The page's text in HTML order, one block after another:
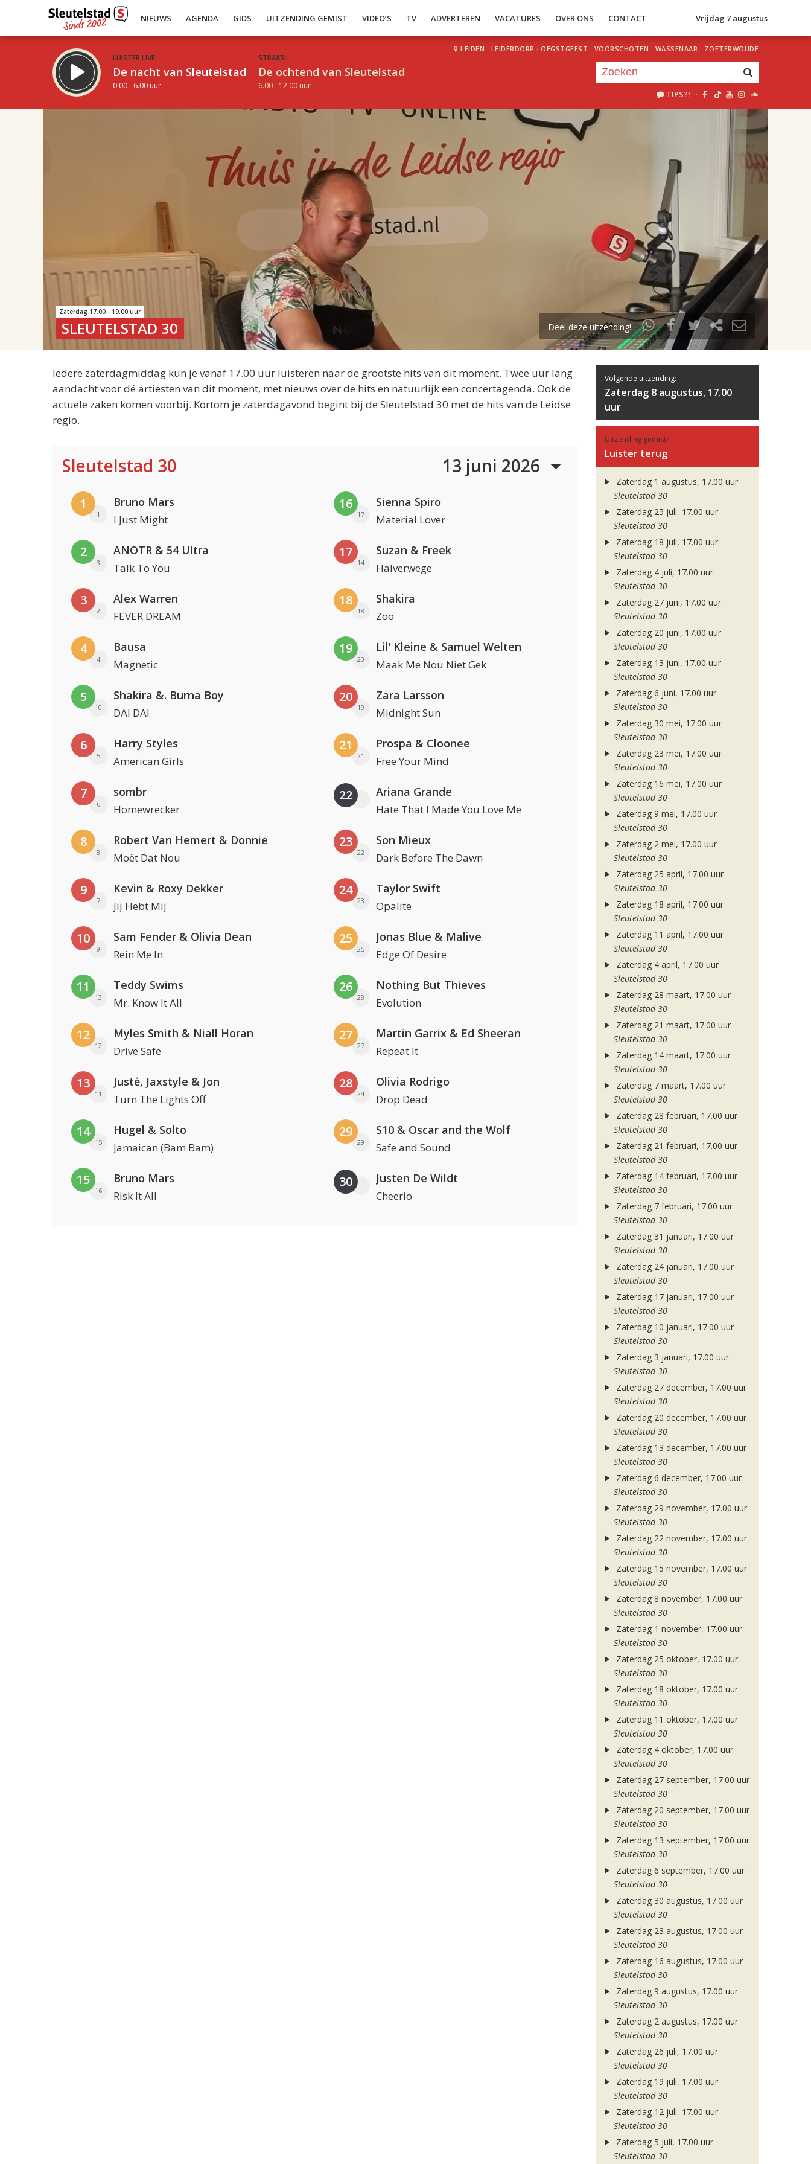
NIEUWS AGENDA GIDS UITZENDING GEMIST VIDEO’S TV ADVERTEREN VACATURES OVER ONS CONTACT Vrijdag 7 augustus
LUISTER LIVE:
De nacht van Sleutelstad
0.00 - 6.00 uur
STRAKS:
De ochtend van Sleutelstad
6.00 - 12.00 uur
LEIDEN · LEIDERDORP · OEGSTGEEST · VOORSCHOTEN · WASSENAAR · ZOETERWOUDE
TIPS?! ·
uur 1 van 2
Volgend uur
Zaterdag 17.00 - 19.00 uur
SLEUTELSTAD 30 Deel deze uitzending!
Iedere zaterdagmiddag kun je vanaf 17.00 uur luisteren naar de grootste hits van dit moment. Twee uur lang
aandacht voor dé artiesten van dit moment, met nieuws over de hits en natuurlijk een concertagenda. Ook de
actuele zaken komen voorbij. Kortom je zaterdagavond begint bij de Sleutelstad 30 met de hits van de Leidse
regio.
Sleutelstad 30 13 juni 2026
1
1
Bruno Mars
I Just Might
2
3
ANOTR & 54 Ultra
Talk To You
3
2
Alex Warren
FEVER DREAM
4
4
Bausa
Magnetic
5
10
Shakira &. Burna Boy
DAI DAI
6
5
Harry Styles
American Girls
7
6
sombr
Homewrecker
8
8
Robert Van Hemert & Donnie
Moët Dat Nou
9
7
Kevin & Roxy Dekker
Jij Hebt Mij
10
9
Sam Fender & Olivia Dean
Rein Me In
11
13
Teddy Swims
Mr. Know It All
12
12
Myles Smith & Niall Horan
Drive Safe
13
11
Justė, Jaxstyle & Jon
Turn The Lights Off
14
15
Hugel & Solto
Jamaican (Bam Bam)
15
16
Bruno Mars
Risk It All
16
17
Sienna Spiro
Material Lover
17
14
Suzan & Freek
Halverwege
18
18
Shakira
Zoo
19
20
Lil' Kleine & Samuel Welten
Maak Me Nou Niet Gek
20
19
Zara Larsson
Midnight Sun
21
21
Prospa & Cloonee
Free Your Mind
22 Ariana Grande
Hate That I Made You Love Me
23
22
Son Mieux
Dark Before The Dawn
24
23
Taylor Swift
Opalite
25
25
Jonas Blue & Malive
Edge Of Desire
26
28
Nothing But Thieves
Evolution
27
27
Martin Garrix & Ed Sheeran
Repeat It
28
24
Olivia Rodrigo
Drop Dead
29
29
S10 & Oscar and the Wolf
Safe and Sound
30 Justen De Wildt
Cheerio
Volgende uitzending:
Zaterdag 8 augustus, 17.00
uur
Uitzending gemist?
Luister terug
Zaterdag 1 augustus, 17.00 uur
Sleutelstad 30
Zaterdag 25 juli, 17.00 uur
Sleutelstad 30
Zaterdag 18 juli, 17.00 uur
Sleutelstad 30
Zaterdag 4 juli, 17.00 uur
Sleutelstad 30
Zaterdag 27 juni, 17.00 uur
Sleutelstad 30
Zaterdag 20 juni, 17.00 uur
Sleutelstad 30
Zaterdag 13 juni, 17.00 uur
Sleutelstad 30
Zaterdag 6 juni, 17.00 uur
Sleutelstad 30
Zaterdag 30 mei, 17.00 uur
Sleutelstad 30
Zaterdag 23 mei, 17.00 uur
Sleutelstad 30
Zaterdag 16 mei, 17.00 uur
Sleutelstad 30
Zaterdag 9 mei, 17.00 uur
Sleutelstad 30
Zaterdag 2 mei, 17.00 uur
Sleutelstad 30
Zaterdag 25 april, 17.00 uur
Sleutelstad 30
Zaterdag 18 april, 17.00 uur
Sleutelstad 30
Zaterdag 11 april, 17.00 uur
Sleutelstad 30
Zaterdag 4 april, 17.00 uur
Sleutelstad 30
Zaterdag 28 maart, 17.00 uur
Sleutelstad 30
Zaterdag 21 maart, 17.00 uur
Sleutelstad 30
Zaterdag 14 maart, 17.00 uur
Sleutelstad 30
Zaterdag 7 maart, 17.00 uur
Sleutelstad 30
Zaterdag 28 februari, 17.00 uur
Sleutelstad 30
Zaterdag 21 februari, 17.00 uur
Sleutelstad 30
Zaterdag 14 februari, 17.00 uur
Sleutelstad 30
Zaterdag 7 februari, 17.00 uur
Sleutelstad 30
Zaterdag 31 januari, 17.00 uur
Sleutelstad 30
Zaterdag 24 januari, 17.00 uur
Sleutelstad 30
Zaterdag 17 januari, 17.00 uur
Sleutelstad 30
Zaterdag 10 januari, 17.00 uur
Sleutelstad 30
Zaterdag 3 januari, 17.00 uur
Sleutelstad 30
Zaterdag 27 december, 17.00 uur
Sleutelstad 30
Zaterdag 20 december, 17.00 uur
Sleutelstad 30
Zaterdag 13 december, 17.00 uur
Sleutelstad 30
Zaterdag 6 december, 17.00 uur
Sleutelstad 30
Zaterdag 29 november, 17.00 uur
Sleutelstad 30
Zaterdag 22 november, 17.00 uur
Sleutelstad 30
Zaterdag 15 november, 17.00 uur
Sleutelstad 30
Zaterdag 8 november, 17.00 uur
Sleutelstad 30
Zaterdag 1 november, 17.00 uur
Sleutelstad 30
Zaterdag 25 oktober, 17.00 uur
Sleutelstad 30
Zaterdag 18 oktober, 17.00 uur
Sleutelstad 30
Zaterdag 11 oktober, 17.00 uur
Sleutelstad 30
Zaterdag 4 oktober, 17.00 uur
Sleutelstad 30
Zaterdag 27 september, 17.00 uur
Sleutelstad 30
Zaterdag 20 september, 17.00 uur
Sleutelstad 30
Zaterdag 13 september, 17.00 uur
Sleutelstad 30
Zaterdag 6 september, 17.00 uur
Sleutelstad 30
Zaterdag 30 augustus, 17.00 uur
Sleutelstad 30
Zaterdag 23 augustus, 17.00 uur
Sleutelstad 30
Zaterdag 16 augustus, 17.00 uur
Sleutelstad 30
Zaterdag 9 augustus, 17.00 uur
Sleutelstad 30
Zaterdag 2 augustus, 17.00 uur
Sleutelstad 30
Zaterdag 26 juli, 17.00 uur
Sleutelstad 30
Zaterdag 19 juli, 17.00 uur
Sleutelstad 30
Zaterdag 12 juli, 17.00 uur
Sleutelstad 30
Zaterdag 5 juli, 17.00 uur
Sleutelstad 30